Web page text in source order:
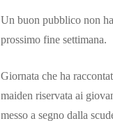
Un buon pubblico non
prossimo fine settimana.
Giornata che ha
maiden riservata ai
messo a segno dalla